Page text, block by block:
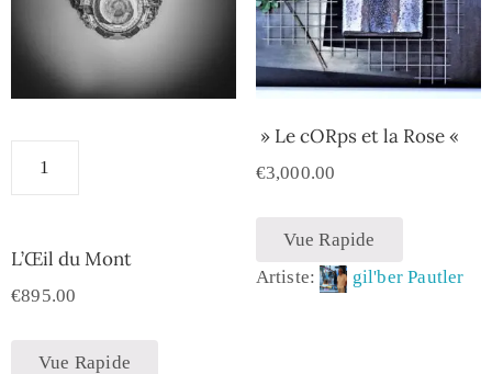
L’Œil du Mont
€895.00
Vue Rapide
» Le cORps et la Rose «
€3,000.00
Vue Rapide
Artiste:
gil'ber Pautler